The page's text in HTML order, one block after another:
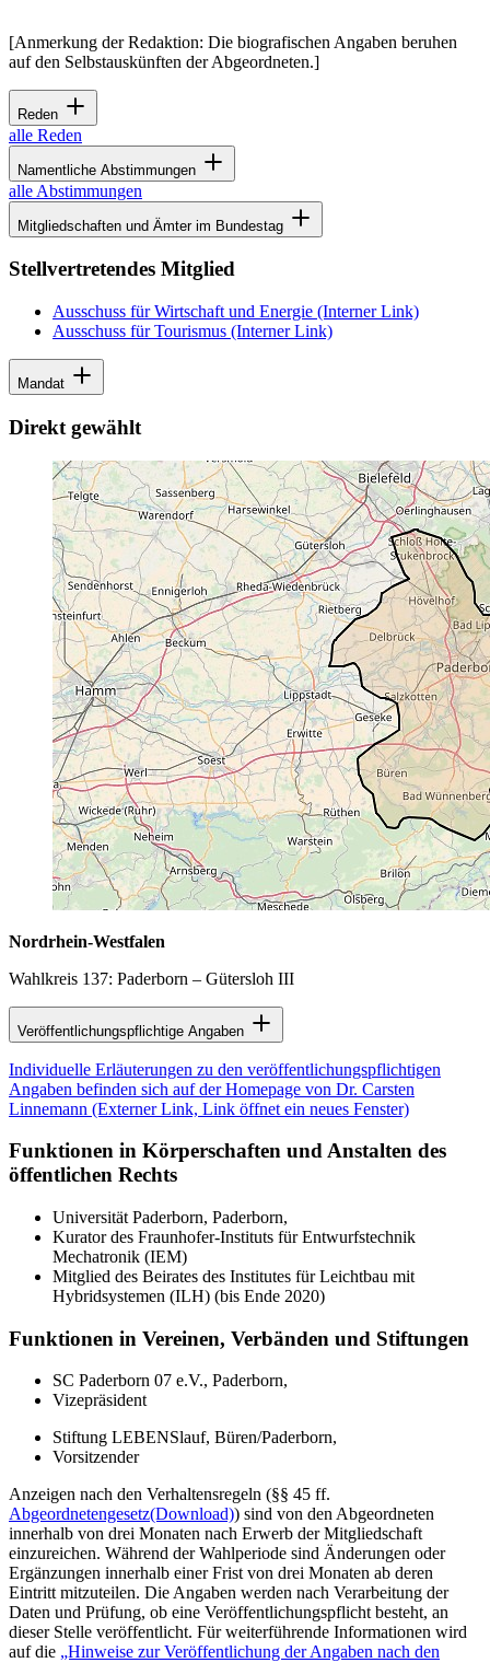
[Anmerkung der Redaktion: Die biografischen Angaben beruhen
auf den Selbstauskünften der Abgeordneten.]
Reden
alle Reden
Namentliche Abstimmungen
alle Abstimmungen
Mitgliedschaften und Ämter im Bundestag
Stellvertretendes Mitglied
Ausschuss für Wirtschaft und Energie (Interner Link)
Ausschuss für Tourismus (Interner Link)
Mandat
Direkt gewählt
Nordrhein-Westfalen
Wahlkreis 137: Paderborn – Gütersloh III
Veröffentlichungspflichtige Angaben
Individuelle Erläuterungen zu den veröffentlichungspflichtigen
Angaben befinden sich auf der Homepage von Dr. Carsten
Linnemann (Externer Link, Link öffnet ein neues Fenster)
Funktionen in Körperschaften und Anstalten des
öffentlichen Rechts
Universität Paderborn, Paderborn,
Kurator des Fraunhofer-Instituts für Entwurfstechnik
Mechatronik (IEM)
Mitglied des Beirates des Institutes für Leichtbau mit
Hybridsystemen (ILH) (bis Ende 2020)
Funktionen in Vereinen, Verbänden und Stiftungen
SC Paderborn 07 e.V., Paderborn,
Vizepräsident
Stiftung LEBENSlauf, Büren/Paderborn,
Vorsitzender
Anzeigen nach den Verhaltensregeln (§§ 45 ff.
Abgeordnetengesetz(Download)) sind von den Abgeordneten
innerhalb von drei Monaten nach Erwerb der Mitgliedschaft
einzureichen. Während der Wahlperiode sind Änderungen oder
Ergänzungen innerhalb einer Frist von drei Monaten ab deren
Eintritt mitzuteilen. Die Angaben werden nach Verarbeitung der
Daten und Prüfung, ob eine Veröffentlichungspflicht besteht, an
dieser Stelle veröffentlicht. Für weiterführende Informationen wird
auf die „Hinweise zur Veröffentlichung der Angaben nach den